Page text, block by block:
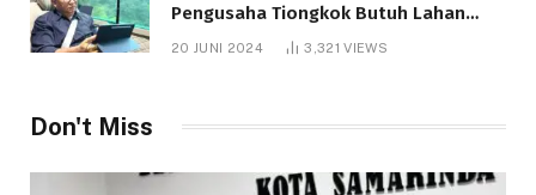
Pengusaha Tiongkok Butuh Lahan
20 JUNI 2024 3,321VIEWS
Don't Miss